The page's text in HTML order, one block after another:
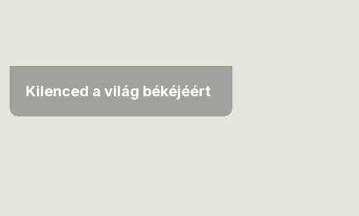
Kilenced a világ békéjéért